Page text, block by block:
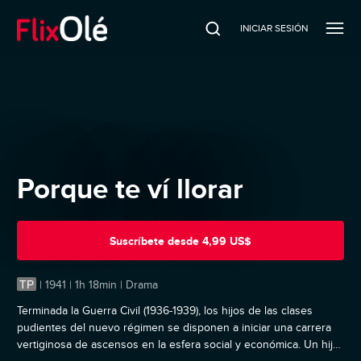
INICIAR SESIÓN
Porque te ví llorar
Suscríbete desde 4,99 US$
TP | 1941 | 1h 18min | Drama
Terminada la Guerra Civil (1936-1939), los hijos de las clases
pudientes del nuevo régimen se disponen a iniciar una carrera
vertiginosa de ascensos en la esfera social y económica. Un hijo